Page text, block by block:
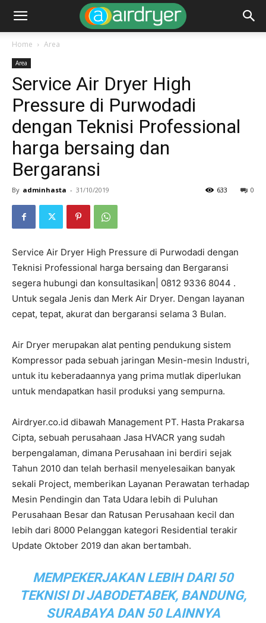
Home Area
Area
Service Air Dryer High
Pressure di Purwodadi
dengan Teknisi Professional
harga bersaing dan
Bergaransi
By adminhasta - 31/10/2019 0
633
Service Air Dryer High Pressure di Purwodadi dengan
Teknisi Professional harga bersaing dan Bergaransi
segera hubungi dan konsultasikan| 0812 9336 8044 .
Untuk segala Jenis dan Merk Air Dryer. Dengan layanan
cepat, tepat, akurat dan bergaransi selama 3 Bulan.
Air Dryer merupakan alat penting pendukung sistem
Kompressor pada sebuah jaringan Mesin-mesin Industri,
untuk itu keberadaannya yang prima mutlak diperlukan
untuk mendapatkan hasil produksi yang sempurna.
Airdryer.co.id dibawah Management PT. Hasta Prakarsa
Cipta, sebuah perusahaan Jasa HVACR yang sudah
berpengalaman, dimana Perusahaan ini berdiri sejak
Tahun 2010 dan telah berhasil menyelesaikan banyak
sekali Project, memberikan Layanan Perawatan terhadap
Mesin Pendingin dan Tata Udara lebih di Puluhan
Perusahaan Besar dan Ratusan Perusahaan kecil dan
lebih dari 8000 Pelanggan kategori Residential terakir
Update Oktober 2019 dan akan bertambah.
MEMPEKERJAKAN LEBIH DARI 50
TEKNISI DI JABODETABEK, BANDUNG,
SURABAYA DAN 50 LAINNYA